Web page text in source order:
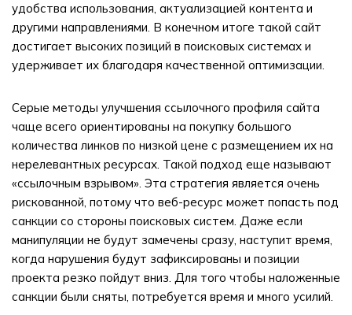
удобства использования, актуализацией контента и
другими направлениями. В конечном итоге такой сайт
достигает высоких позиций в поисковых системах и
удерживает их благодаря качественной оптимизации.
Серые методы улучшения ссылочного профиля сайта
чаще всего ориентированы на покупку большого
количества линков по низкой цене с размещением их на
нерелевантных ресурсах. Такой подход еще называют
«ссылочным взрывом». Эта стратегия является очень
рискованной, потому что веб-ресурс может попасть под
санкции со стороны поисковых систем. Даже если
манипуляции не будут замечены сразу, наступит время,
когда нарушения будут зафиксированы и позиции
проекта резко пойдут вниз. Для того чтобы наложенные
санкции были сняты, потребуется время и много усилий.